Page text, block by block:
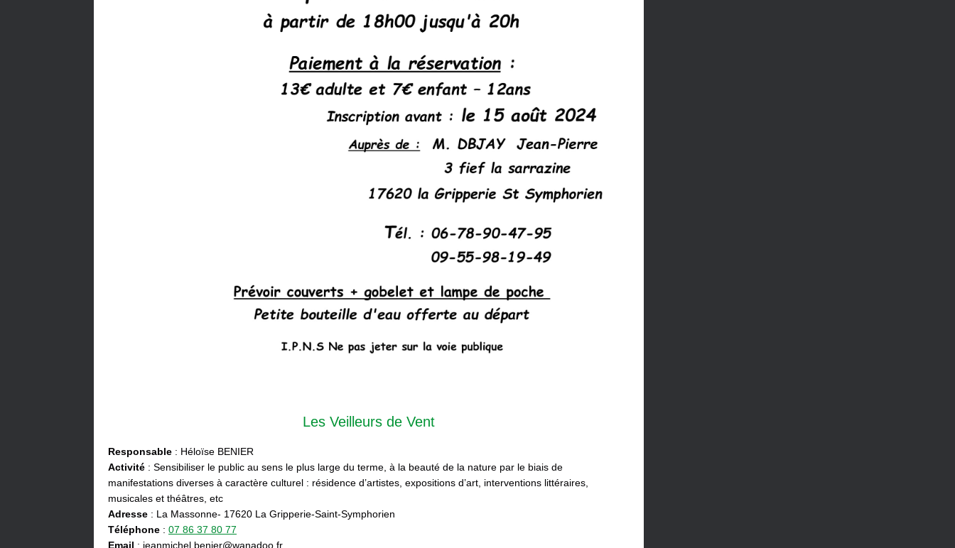
Les Veilleurs de Vent
Responsable : Héloïse BENIER
Activité : Sensibiliser le public au sens le plus large du terme, à la beauté de la nature par le biais de
manifestations diverses à caractère culturel : résidence d’artistes, expositions d’art, interventions littéraires,
musicales et théâtres, etc
Adresse : La Massonne- 17620 La Gripperie-Saint-Symphorien
Téléphone : 07 86 37 80 77
Email : jeanmichel.benier@wanadoo.fr